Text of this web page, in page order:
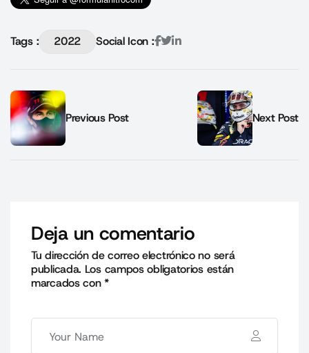
Tags : 2022 Social Icon :
Previous Post Next Post
Deja un comentario
Tu dirección de correo electrónico no será
publicada. Los campos obligatorios están
marcados con*